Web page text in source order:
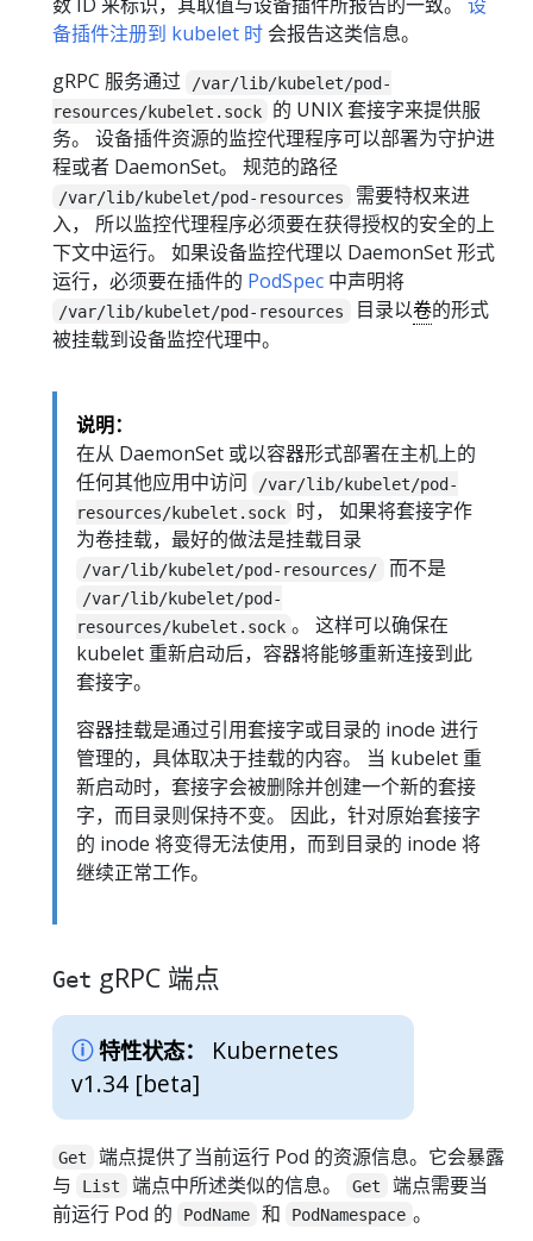
备插件注册到 kubelet 时 会报告这类信息。
gRPC 服务通过
/var/lib/kubelet/pod-
resources/kubelet.sock
的 UNIX 套接字来提供服
务。 设备插件资源的监控代理程序可以部署为守护进
程或者 DaemonSet。 规范的路径
/var/lib/kubelet/pod-resources
需要特权来进
入， 所以监控代理程序必须要在获得授权的安全的上
下文中运行。 如果设备监控代理以 DaemonSet 形式
运行，必须要在插件的 PodSpec 中声明将
/var/lib/kubelet/pod-resources 目录以卷的形式
被挂载到设备监控代理中。
说明：
在从 DaemonSet 或以容器形式部署在主机上的
任何其他应用中访问
/var/lib/kubelet/pod-
resources/kubelet.sock
时， 如果将套接字作
为卷挂载，最好的做法是挂载目录
/var/lib/kubelet/pod-resources/ 而不是
/var/lib/kubelet/pod-
resources/kubelet.sock 。 这样可以确保在
kubelet 重新启动后，容器将能够重新连接到此
套接字。
容器挂载是通过引用套接字或目录的 inode 进行
管理的，具体取决于挂载的内容。 当 kubelet 重
新启动时，套接字会被删除并创建一个新的套接
字，而目录则保持不变。 因此，针对原始套接字
的 inode 将变得无法使用，而到目录的 inode 将
继续正常工作。
Get gRPC 端点
特性状态：
Kubernetes
v1.34 [beta]
Get
端点提供了当前运行 Pod 的资源信息。它会暴露
与
List 端点中所述类似的信息。 Get
端点需要当
前运行 Pod 的
PodName 和 PodNamespace 。